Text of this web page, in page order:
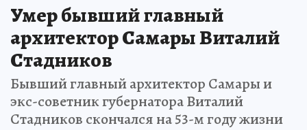
Умер бывший главный
архитектор Самары Виталий
Стадников
Бывший главный архитектор Самары и
экс-советник губернатора Виталий
Стадников скончался на 53-м году жизни